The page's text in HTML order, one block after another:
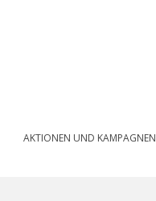
AKTIONEN UND KAMPAGNEN